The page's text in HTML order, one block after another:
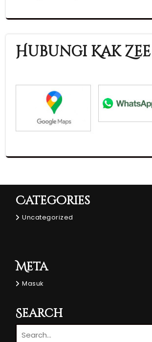
Hubungi Kak Zee
Categories
Uncategorized
Meta
Masuk
Search